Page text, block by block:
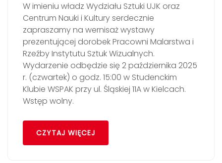
W imieniu władz Wydziału Sztuki UJK oraz
Centrum Nauki i Kultury serdecznie
zapraszamy na wernisaż wystawy
prezentującej dorobek Pracowni Malarstwa i
Rzeźby Instytutu Sztuk Wizualnych.
Wydarzenie odbędzie się 2 października 2025
r. (czwartek) o godz. 15:00 w Studenckim
Klubie WSPAK przy ul. Śląskiej 11A w Kielcach.
Wstęp wolny.
CZYTAJ WIĘCEJ